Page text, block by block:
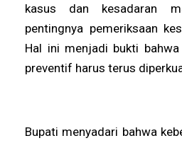
kasus dan kesadaran
pentingnya pemeriksaan
Hal ini menjadi bukti
preventif harus terus
Bupati menyadari bahwa